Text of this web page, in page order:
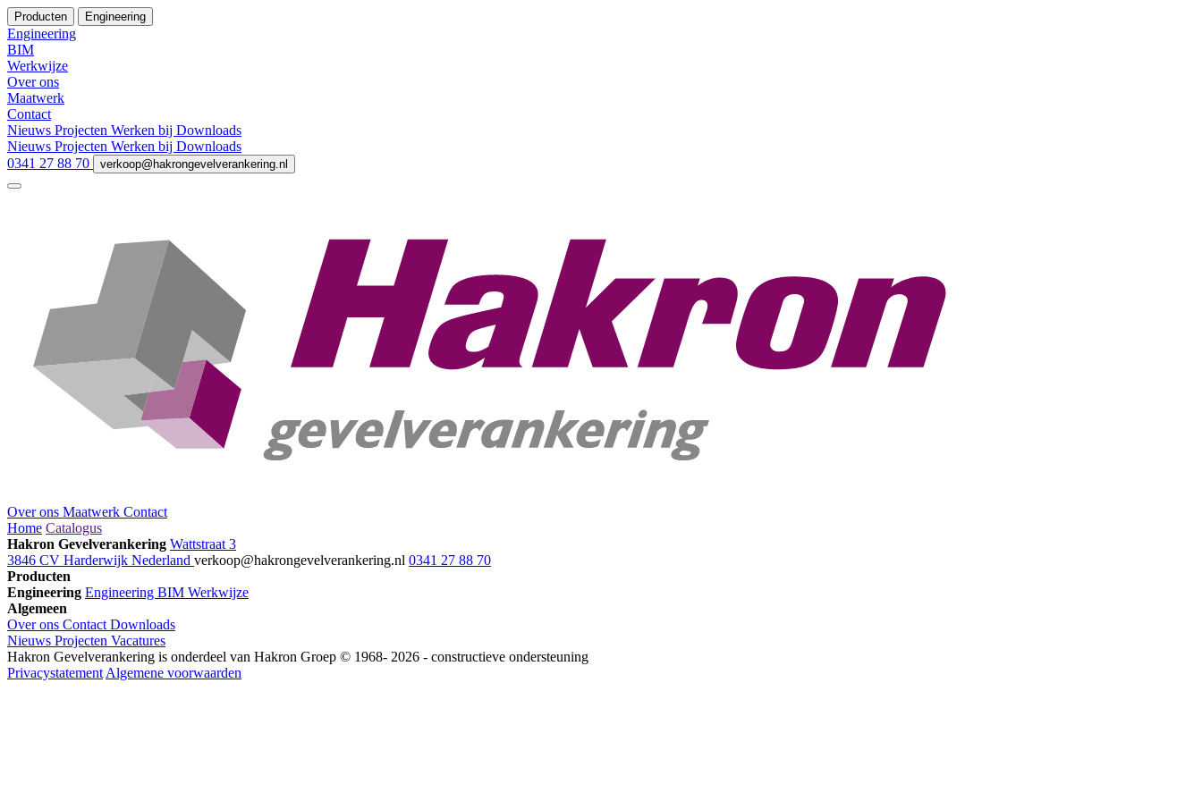
Producten Engineering
Engineering
BIM
Werkwijze
Over ons
Maatwerk
Contact
Nieuws Projecten Werken bij Downloads
Nieuws Projecten Werken bij Downloads
0341 27 88 70
verkoop@hakrongevelverankering.nl
Over ons Maatwerk Contact
Home Catalogus
Hakron Gevelverankering Wattstraat 3
3846 CV Harderwijk Nederland verkoop@hakrongevelverankering.nl 0341 27 88 70
Producten
Engineering Engineering BIM Werkwijze
Algemeen
Over ons ContactDownloads
Nieuws Projecten Vacatures
Hakron Gevelverankering is onderdeel van Hakron Groep © 1968- 2026 - constructieve ondersteuning
PrivacystatementAlgemene voorwaarden